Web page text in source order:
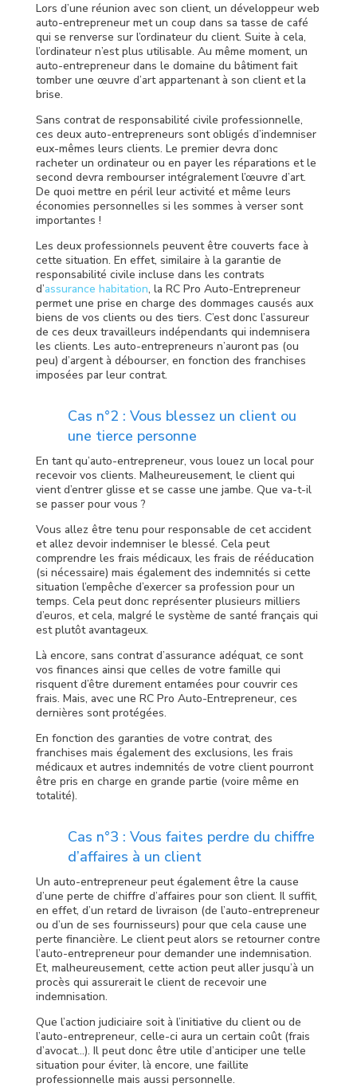
Lors d’une réunion avec son client, un développeur web
auto-entrepreneur met un coup dans sa tasse de café
qui se renverse sur l’ordinateur du client. Suite à cela,
l’ordinateur n’est plus utilisable. Au même moment, un
auto-entrepreneur dans le domaine du bâtiment fait
tomber une œuvre d’art appartenant à son client et la
brise.
Sans contrat de responsabilité civile professionnelle,
ces deux auto-entrepreneurs sont obligés d’indemniser
eux-mêmes leurs clients. Le premier devra donc
racheter un ordinateur ou en payer les réparations et le
second devra rembourser intégralement l’œuvre d’art.
De quoi mettre en péril leur activité et même leurs
économies personnelles si les sommes à verser sont
importantes !
Les deux professionnels peuvent être couverts face à
cette situation. En effet, similaire à la garantie de
responsabilité civile incluse dans les contrats
d’assurance habitation, la RC Pro Auto-Entrepreneur
permet une prise en charge des dommages causés aux
biens de vos clients ou des tiers. C’est donc l’assureur
de ces deux travailleurs indépendants qui indemnisera
les clients. Les auto-entrepreneurs n’auront pas (ou
peu) d’argent à débourser, en fonction des franchises
imposées par leur contrat.
Cas n°2 : Vous blessez un client ou
une tierce personne
En tant qu’auto-entrepreneur, vous louez un local pour
recevoir vos clients. Malheureusement, le client qui
vient d’entrer glisse et se casse une jambe. Que va-t-il
se passer pour vous ?
Vous allez être tenu pour responsable de cet accident
et allez devoir indemniser le blessé. Cela peut
comprendre les frais médicaux, les frais de rééducation
(si nécessaire) mais également des indemnités si cette
situation l’empêche d’exercer sa profession pour un
temps. Cela peut donc représenter plusieurs milliers
d’euros, et cela, malgré le système de santé français qui
est plutôt avantageux.
Là encore, sans contrat d’assurance adéquat, ce sont
vos finances ainsi que celles de votre famille qui
risquent d’être durement entamées pour couvrir ces
frais. Mais, avec une RC Pro Auto-Entrepreneur, ces
dernières sont protégées.
En fonction des garanties de votre contrat, des
franchises mais également des exclusions, les frais
médicaux et autres indemnités de votre client pourront
être pris en charge en grande partie (voire même en
totalité).
Cas n°3 : Vous faites perdre du chiffre
d’affaires à un client
Un auto-entrepreneur peut également être la cause
d’une perte de chiffre d’affaires pour son client. Il suffit,
en effet, d’un retard de livraison (de l’auto-entrepreneur
ou d’un de ses fournisseurs) pour que cela cause une
perte financière. Le client peut alors se retourner contre
l’auto-entrepreneur pour demander une indemnisation.
Et, malheureusement, cette action peut aller jusqu’à un
procès qui assurerait le client de recevoir une
indemnisation.
Que l’action judiciaire soit à l’initiative du client ou de
l’auto-entrepreneur, celle-ci aura un certain coût (frais
d’avocat…). Il peut donc être utile d’anticiper une telle
situation pour éviter, là encore, une faillite
professionnelle mais aussi personnelle.